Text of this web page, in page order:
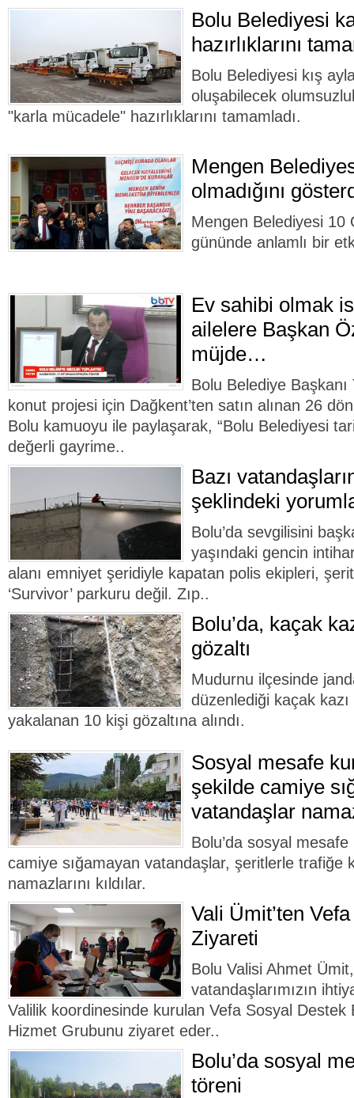
Bolu Belediyesi
hazırlıklarını
Bolu Belediyesi kış
oluşabilecek
"karla mücadele" hazırlıklarını tamamladı.
Mengen
olmadığını
Mengen Belediyesi 10
gününde anlamlı bir
Ev sahibi olmak
ailelere Başkan
müjde…
Bolu Belediye
konut projesi için Dağkent’ten satın alınan 26
Bolu kamuoyu ile paylaşarak, “Bolu Belediyesi
değerli gayrime..
Bazı
şeklindeki
Bolu’da sevgilisini
yaşındaki gencin
alanı emniyet şeridiyle kapatan polis ekipleri,
‘Survivor’ parkuru değil. Zıp..
Bolu’da, kaçak
gözaltı
Mudurnu ilçesinde
düzenlediği kaçak
yakalanan 10 kişi gözaltına alındı.
Sosyal mesafe
şekilde camiye
vatandaşlar
Bolu’da sosyal
camiye sığamayan vatandaşlar, şeritlerle trafiğe
namazlarını kıldılar.
Vali Ümit’ten
Ziyareti
Bolu Valisi Ahmet Ümit,
vatandaşlarımızın
Valilik koordinesinde kurulan Vefa Sosyal
Hizmet Grubunu ziyaret eder..
Bolu’da sosyal
töreni